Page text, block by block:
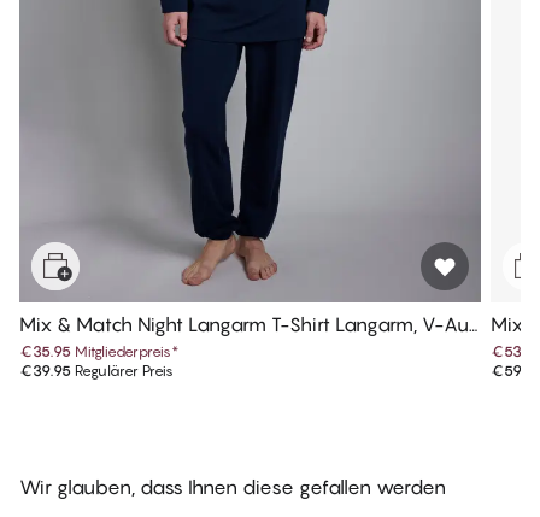
Mix & Match Night Langarm T-Shirt Langarm, V-Aus
schnitt
€35.95 Mitgliederpreis*
€39.95 Regulärer Preis
Mix
Wir glauben, dass Ihnen diese gefallen werden